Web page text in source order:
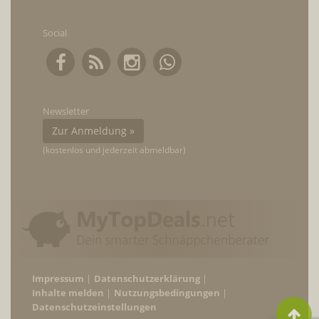
Social
Newsletter
Zur Anmeldung »
(kostenlos und jederzeit abmeldbar)
Impressum
Datenschutzerklärung
Inhalte melden
Nutzungsbedingungen
Datenschutzeinstellungen